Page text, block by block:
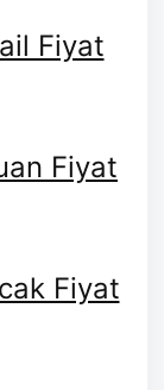
Fiyat
Fiyat
Fiyat